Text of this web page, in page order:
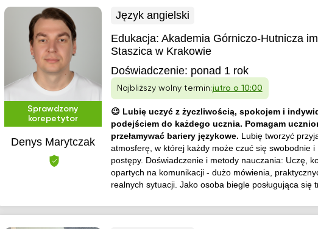
Sprawdzony
korepetytor
Denys Marytczak
Język angielski
Edukacja: Akademia Górniczo-Hutnicza
Staszica w Krakowie
Doświadczenie: ponad 1 rok
Najbliższy wolny termin:jutro o 10:00
😉 Lubię uczyć z życzliwością, spokojem i
podejściem do każdego ucznia. Pomagam
przełamywać bariery językowe. Lubię tworzyć
atmosferę, w której każdy może czuć się swobodnie i
postępy. Doświadczenie i metody nauczania: Uczę,
opartych na komunikacji - dużo mówienia,
realnych sytuacji. Jako osoba biegle posługująca się